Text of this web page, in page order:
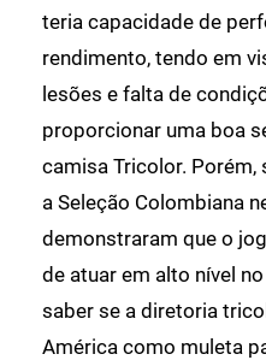
teria capacidade de
rendimento, tendo em
lesões e falta de
proporcionar uma boa
camisa Tricolor.
a Seleção Colombiana
demonstraram que o
de atuar em alto nível
saber se a diretoria
América como muleta